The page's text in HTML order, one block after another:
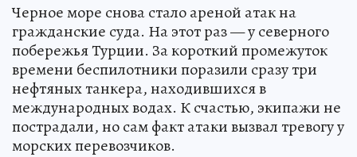
Черное море снова стало ареной атак на
гражданские суда. На этот раз — у северного
побережья Турции. За короткий промежуток
времени беспилотники поразили сразу три
нефтяных танкера, находившихся в
международных водах. К счастью, экипажи не
пострадали, но сам факт атаки вызвал тревогу у
морских перевозчиков.